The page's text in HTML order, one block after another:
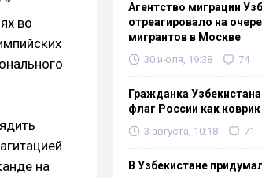
во
на
Агентство миграции
отреагировало на
мигрантов в Москве
30 июля, 19:38 74
Гражданка
флаг России как коврик
3 августа, 10:18 71
В Узбекистане